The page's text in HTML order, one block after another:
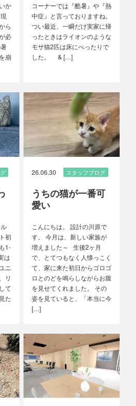
か
ら
必
崩
コーナーでは『酷暑』や『熱
中症』と言っておりますね。
つい最近、一瞬だけ実家に帰
ったときはライオンのような
モサ猫2匹は床にぺったりで
した。 & […]
初
1-
は
ニ
リ
て
た
26.06.30 スタッフブログ
うちの猫が一番可
愛い
こんにちは。 設計の川原で
す。 今月は、新しい家族が
増えました～ 生後2ヶ月
で、とてつもなく人懐っこく
て、家に来た初日からゴロゴ
ロとのどを鳴らしながらお腹
を見せてくれました。 その
姿を見ていると、「本当に今
[…]